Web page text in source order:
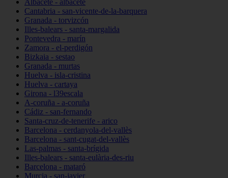
Albacete - albacete
Cantabria - san-vicente-de-la-barquera
Granada - torvizcón
Illes-balears - santa-margalida
Pontevedra - marín
Zamora - el-perdigón
Bizkaia - sestao
Granada - murtas
Huelva - isla-cristina
Huelva - cartaya
Girona - l39escala
A-coruña - a-coruña
Cádiz - san-fernando
Santa-cruz-de-tenerife - arico
Barcelona - cerdanyola-del-vallès
Barcelona - sant-cugat-del-vallès
Las-palmas - santa-brígida
Illes-balears - santa-eulària-des-riu
Barcelona - mataró
Murcia - san-javier